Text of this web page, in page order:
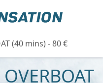
(40 mins) - 80 €